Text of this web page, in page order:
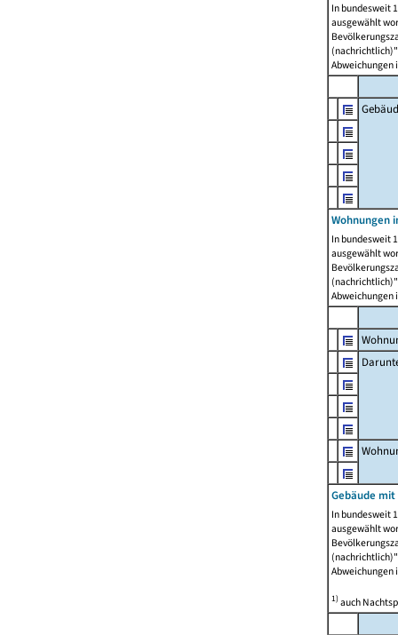
In bundesweit
ausgewählt
Abweichungen
Wohnungen
In bundesweit
ausgewählt
Abweichungen
Gebäude
In bundesweit
ausgewählt
Abweichungen
1)auch